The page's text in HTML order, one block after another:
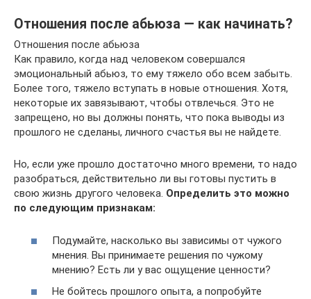
Отношения после абьюза — как начинать?
Отношения после абьюза
Как правило, когда над человеком совершался
эмоциональный абьюз, то ему тяжело обо всем забыть.
Более того, тяжело вступать в новые отношения. Хотя,
некоторые их завязывают, чтобы отвлечься. Это не
запрещено, но вы должны понять, что пока выводы из
прошлого не сделаны, личного счастья вы не найдете.
Но, если уже прошло достаточно много времени, то надо
разобраться, действительно ли вы готовы пустить в
свою жизнь другого человека. Определить это можно
по следующим признакам:
Подумайте, насколько вы зависимы от чужого
мнения. Вы принимаете решения по чужому
мнению? Есть ли у вас ощущение ценности?
Не бойтесь прошлого опыта, а попробуйте